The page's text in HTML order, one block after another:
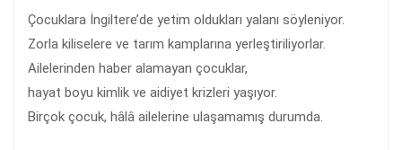
Çocuklara İngiltere’de yetim oldukları yalanı söyleniyor.
Zorla kiliselere ve tarım kamplarına yerleştiriliyorlar.
Ailelerinden haber alamayan çocuklar,
hayat boyu kimlik ve aidiyet krizleri yaşıyor.
Birçok çocuk, hâlâ ailelerine ulaşamamış durumda.